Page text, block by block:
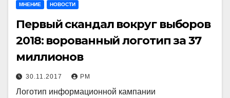
МНЕНИЕ НОВОСТИ
Первый скандал вокруг выборов
2018: ворованный логотип за 37
миллионов
30.11.2017 РМ
Логотип информационной кампании